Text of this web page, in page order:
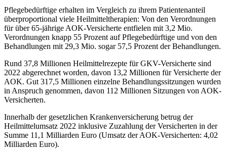
Pflegebedürftige erhalten im Vergleich zu ihrem Patientenanteil
überproportional viele Heilmitteltherapien: Von den Verordnungen
für über 65-jährige AOK-Versicherte entfielen mit 3,2 Mio.
Verordnungen knapp 55 Prozent auf Pflegebedürftige und von den
Behandlungen mit 29,3 Mio. sogar 57,5 Prozent der Behandlungen.
Rund 37,8 Millionen Heilmittelrezepte für GKV-Versicherte sind
2022 abgerechnet worden, davon 13,2 Millionen für Versicherte der
AOK. Gut 317,5 Millionen einzelne Behandlungssitzungen wurden
in Anspruch genommen, davon 112 Millionen Sitzungen von AOK-
Versicherten.
Innerhalb der gesetzlichen Krankenversicherung betrug der
Heilmittelumsatz 2022 inklusive Zuzahlung der Versicherten in der
Summe 11,1 Milliarden Euro (Umsatz der AOK-Versicherten: 4,02
Milliarden Euro).